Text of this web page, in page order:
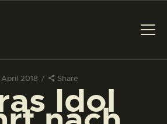
2018 Share
Idol